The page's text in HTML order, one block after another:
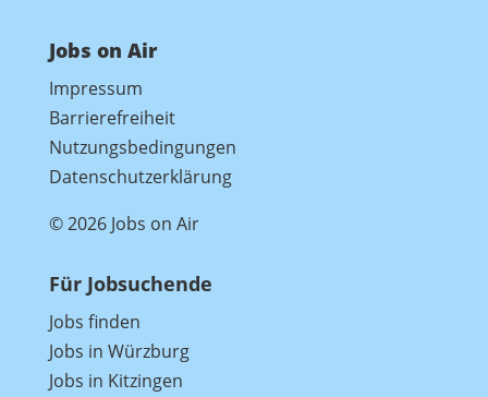
Jobs on Air
Impressum
Barrierefreiheit
Nutzungsbedingungen
Datenschutzerklärung
© 2026 Jobs on Air
Für Jobsuchende
Jobs finden
Jobs in Würzburg
Jobs in Kitzingen